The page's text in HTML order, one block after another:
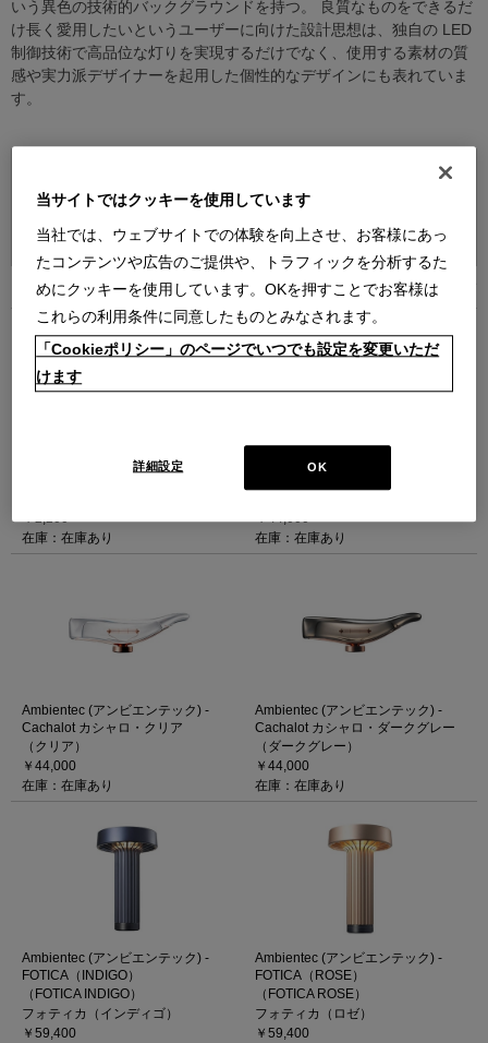
いう異色の技術的バックグラウンドを持つ。 良質なものをできるだ
け長く愛用したいというユーザーに向けた設計思想は、独自の LED
制御技術で高品位な灯りを実現するだけでなく、使用する素材の質
感や実力派デザイナーを起用した個性的なデザインにも表れていま
す。
19件あります
Ambientec (アンビエンテック) - AC
在庫：在庫あり
Ambientec (アンビエンテック) -
在庫：在庫あり
Ambientec (アンビエンテック) -
Cachalot カシャロ・クリア
（クリア）
￥44,000
在庫：在庫あり
Ambientec (アンビエンテック) -
Cachalot カシャロ・ダークグレー
（ダークグレー）
￥44,000
在庫：在庫あり
Ambientec (アンビエンテック) -
FOTICA（INDIGO）
（FOTICA INDIGO）
フォティカ（インディゴ）
￥59,400
Ambientec (アンビエンテック) -
FOTICA（ROSE）
（FOTICA ROSE）
フォティカ（ロゼ）
￥59,400
当サイトではクッキーを使用しています
当社では、ウェブサイトでの体験を向上させ、お客様にあっ
たコンテンツや広告のご提供や、トラフィックを分析するた
めにクッキーを使用しています。OKを押すことでお客様は
これらの利用条件に同意したものとみなされます。
「Cookieポリシー」のページでいつでも設定を変更いただ
けます
OK
詳細設定